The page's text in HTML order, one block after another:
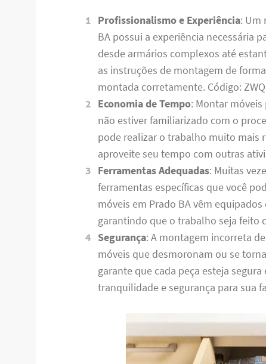
Profissionalismo e Experiência: Um
BA possui a experiência necessária
desde armários complexos até
as instruções de montagem de
montada corretamente. Código:
Economia de Tempo: Montar móveis
não estiver familiarizado com o
pode realizar o trabalho muito mais
aproveite seu tempo com outras
Ferramentas Adequadas: Muitas
ferramentas específicas que você
móveis em Prado BA vêm
garantindo que o trabalho seja feito
Segurança: A montagem incorreta
móveis que desmoronam ou se
garante que cada peça esteja
tranquilidade e segurança para sua